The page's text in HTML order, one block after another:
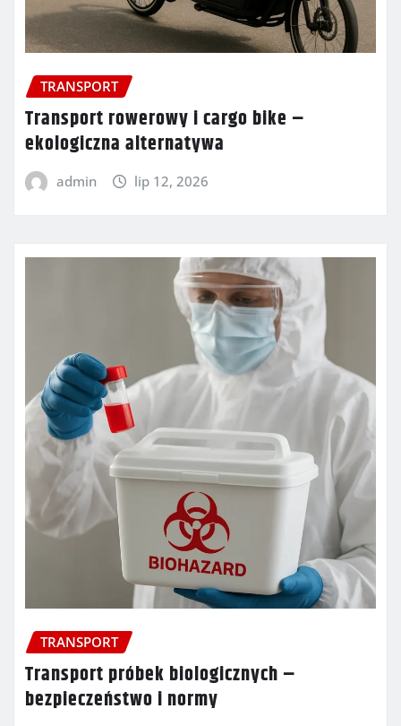
TRANSPORT
Transport rowerowy i cargo bike –
ekologiczna alternatywa
admin lip 12, 2026
TRANSPORT
Transport próbek biologicznych –
bezpieczeństwo i normy